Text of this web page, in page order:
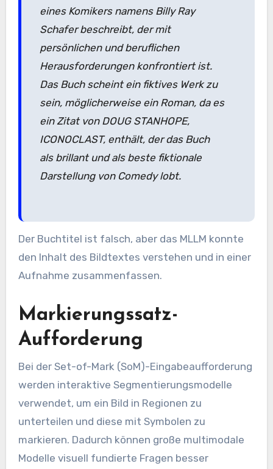
eines Komikers namens Billy Ray
Schafer beschreibt, der mit
persönlichen und beruflichen
Herausforderungen konfrontiert ist.
Das Buch scheint ein fiktives Werk zu
sein, möglicherweise ein Roman, da es
ein Zitat von DOUG STANHOPE,
ICONOCLAST, enthält, der das Buch
als brillant und als beste fiktionale
Darstellung von Comedy lobt.
Der Buchtitel ist falsch, aber das MLLM konnte
den Inhalt des Bildtextes verstehen und in einer
Aufnahme zusammenfassen.
Markierungssatz-
Aufforderung
Bei der Set-of-Mark (SoM)-Eingabeaufforderung
werden interaktive Segmentierungsmodelle
verwendet, um ein Bild in Regionen zu
unterteilen und diese mit Symbolen zu
markieren. Dadurch können große multimodale
Modelle visuell fundierte Fragen besser